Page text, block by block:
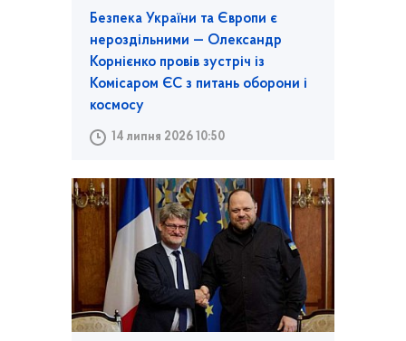
Безпека України та Європи є
нероздільними — Олександр
Корнієнко провів зустріч із
Комісаром ЄС з питань оборони і
космосу
14 липня 2026 10:50